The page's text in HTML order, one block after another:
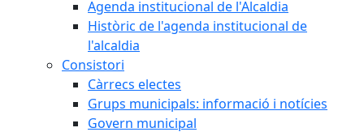
Agenda institucional de l'Alcaldia
Històric de l'agenda institucional de
l'alcaldia
Consistori
Càrrecs electes
Grups municipals: informació i notícies
Govern municipal